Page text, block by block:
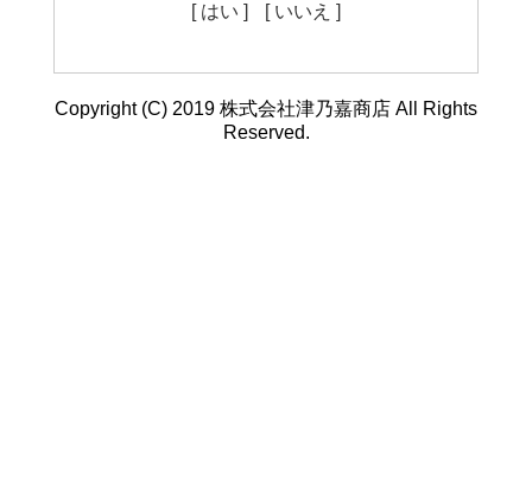
[ はい ] [ いいえ ]
Copyright (C) 2019 株式会社津乃嘉商店 All Rights
Reserved.